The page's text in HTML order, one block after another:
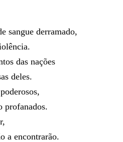
sangue derramado,
.
das nações
deles.
poderosos,
profanados.
,
a encontrarão.